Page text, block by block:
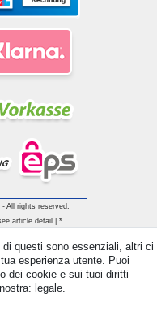
All rights reserved.
article detail | *
di questi sono essenziali, altri ci
esperienza utente. Puoi
dei cookie e sui tuoi diritti
legale.
Contatto